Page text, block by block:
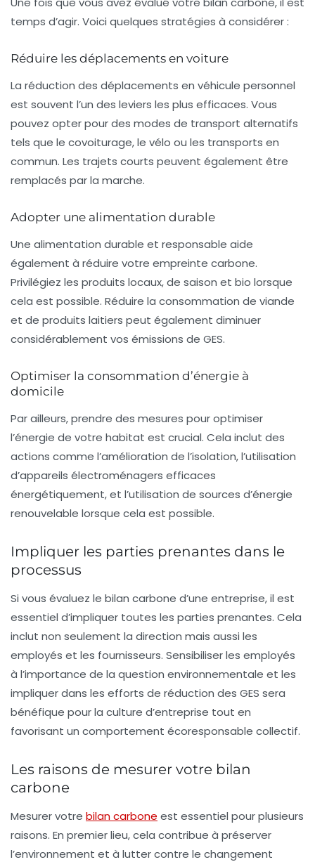
temps d’agir. Voici quelques stratégies à considérer :
Réduire les déplacements en voiture
La réduction des déplacements en véhicule personnel
est souvent l’un des leviers les plus efficaces. Vous
pouvez opter pour des modes de transport alternatifs
tels que le covoiturage, le vélo ou les transports en
commun. Les trajets courts peuvent également être
remplacés par la marche.
Adopter une alimentation durable
Une alimentation durable et responsable aide
également à réduire votre empreinte carbone.
Privilégiez les produits locaux, de saison et bio lorsque
cela est possible. Réduire la consommation de viande
et de produits laitiers peut également diminuer
considérablement vos émissions de GES.
Optimiser la consommation d’énergie à
domicile
Par ailleurs, prendre des mesures pour optimiser
l’énergie de votre habitat est crucial. Cela inclut des
actions comme l’amélioration de l’isolation, l’utilisation
d’appareils électroménagers efficaces
énergétiquement, et l’utilisation de sources d’énergie
renouvelable lorsque cela est possible.
Impliquer les parties prenantes dans le
processus
Si vous évaluez le bilan carbone d’une entreprise, il est
essentiel d’impliquer toutes les parties prenantes. Cela
inclut non seulement la direction mais aussi les
employés et les fournisseurs. Sensibiliser les employés
à l’importance de la question environnementale et les
impliquer dans les efforts de réduction des GES sera
bénéfique pour la culture d’entreprise tout en
favorisant un comportement écoresponsable collectif.
Les raisons de mesurer votre bilan
carbone
Mesurer votre bilan carbone est essentiel pour plusieurs
raisons. En premier lieu, cela contribue à préserver
l’environnement et à lutter contre le changement